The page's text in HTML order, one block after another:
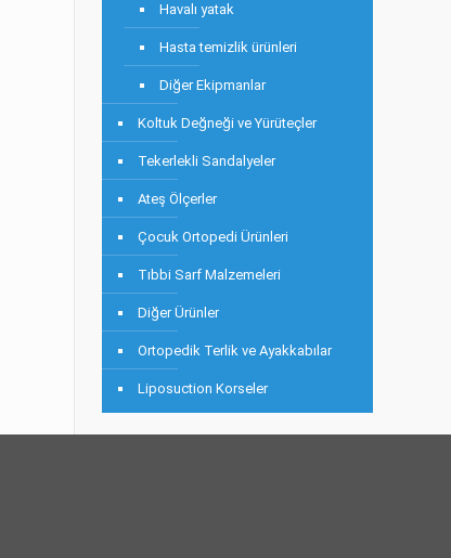
Havalı yatak
Hasta temizlik ürünleri
Diğer Ekipmanlar
Koltuk Değneği ve Yürüteçler
Tekerlekli Sandalyeler
Ateş Ölçerler
Çocuk Ortopedi Ürünleri
Tıbbi Sarf Malzemeleri
Diğer Ürünler
Ortopedik Terlik ve Ayakkabılar
Liposuction Korseler